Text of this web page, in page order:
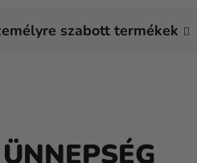
szabott termékek